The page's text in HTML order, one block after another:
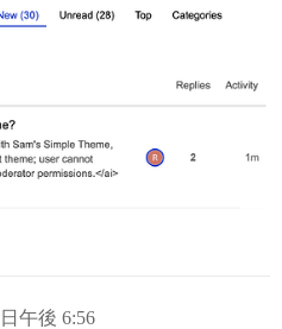
午後 6:56